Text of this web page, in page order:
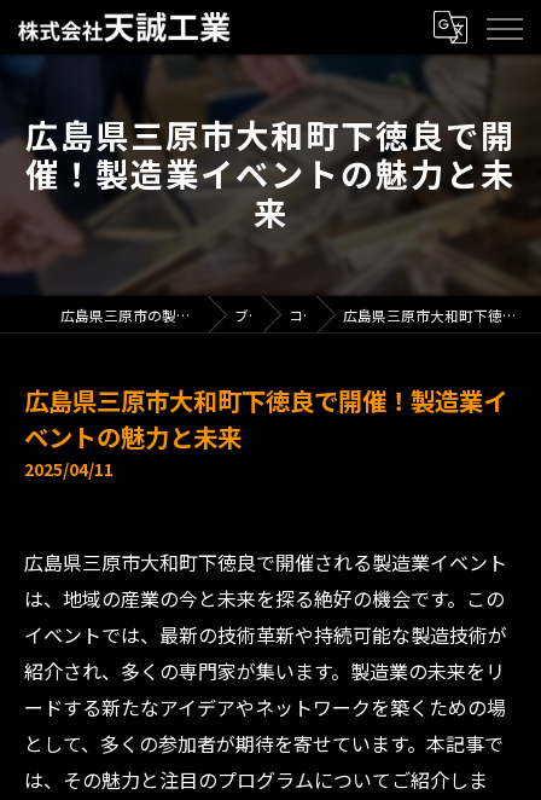
広島県三原市大和町下徳良で開
催！製造業イベントの魅力と未
来
広島県三原市の製造業で求人なら株式会社天誠工業 ブログ コラム 広島県三原市大和町下徳良で開催！製造業イベントの魅力と未来
広島県三原市大和町下徳良で開催！製造業イ
ベントの魅力と未来
2025/04/11
広島県三原市大和町下徳良で開催される製造業イベント
は、地域の産業の今と未来を探る絶好の機会です。この
イベントでは、最新の技術革新や持続可能な製造技術が
紹介され、多くの専門家が集います。製造業の未来をリ
ードする新たなアイデアやネットワークを築くための場
として、多くの参加者が期待を寄せています。本記事で
は、その魅力と注目のプログラムについてご紹介しま